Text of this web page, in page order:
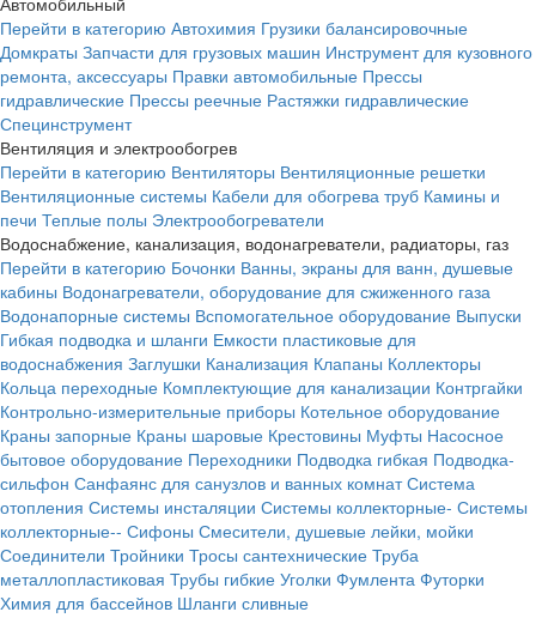
Перейти в категорию Автохимия Грузики балансировочные
Домкраты Запчасти для грузовых машин Инструмент для кузовного
ремонта, аксессуары Правки автомобильные Прессы
гидравлические Прессы реечные Растяжки гидравлические
Специнструмент
Вентиляция и электрообогрев
Перейти в категорию Вентиляторы Вентиляционные решетки
Вентиляционные системы Кабели для обогрева труб Камины и
печи Теплые полы Электрообогреватели
Водоснабжение, канализация, водонагреватели, радиаторы, газ
Перейти в категорию Бочонки Ванны, экраны для ванн, душевые
кабины Водонагреватели, оборудование для сжиженного газа
Водонапорные системы Вспомогательное оборудование Выпуски
Гибкая подводка и шланги Емкости пластиковые для
водоснабжения Заглушки Канализация Клапаны Коллекторы
Кольца переходные Комплектующие для канализации Контргайки
Контрольно-измерительные приборы Котельное оборудование
Краны запорные Краны шаровые Крестовины Муфты Насосное
бытовое оборудование Переходники Подводка гибкая Подводка-
сильфон Санфаянс для санузлов и ванных комнат Система
отопления Системы инсталяции Системы коллекторные- Системы
коллекторные-- Сифоны Смесители, душевые лейки, мойки
Соединители Тройники Тросы сантехнические Труба
металлопластиковая Трубы гибкие Уголки Фумлента Футорки
Химия для бассейнов Шланги сливные